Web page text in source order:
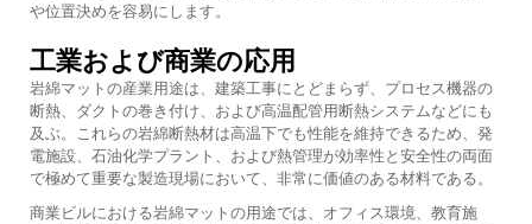
や位置決めを容易にします。
工業および商業の応用
岩綿マットの産業用途は、建築工事にとどまらず、プロセス機器の
断熱、ダクトの巻き付け、および高温配管用断熱システムなどにも
及ぶ。これらの岩綿断熱材は高温下でも性能を維持できるため、発
電施設、石油化学プラント、および熱管理が効率性と安全性の両面
で極めて重要な製造現場において、非常に価値のある材料である。
商業ビルにおける岩綿マットの用途では、オフィス環境、教育施